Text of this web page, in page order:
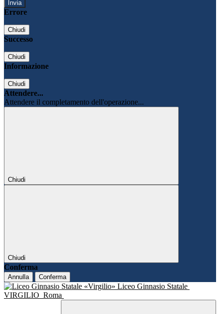
Errore
Chiudi
Successo
Chiudi
Informazione
Chiudi
Attendere...
Attendere il completamento dell'operazione...
Chiudi
Chiudi
Conferma
Annulla Conferma
Liceo Ginnasio Statale
VIRGILIO Roma